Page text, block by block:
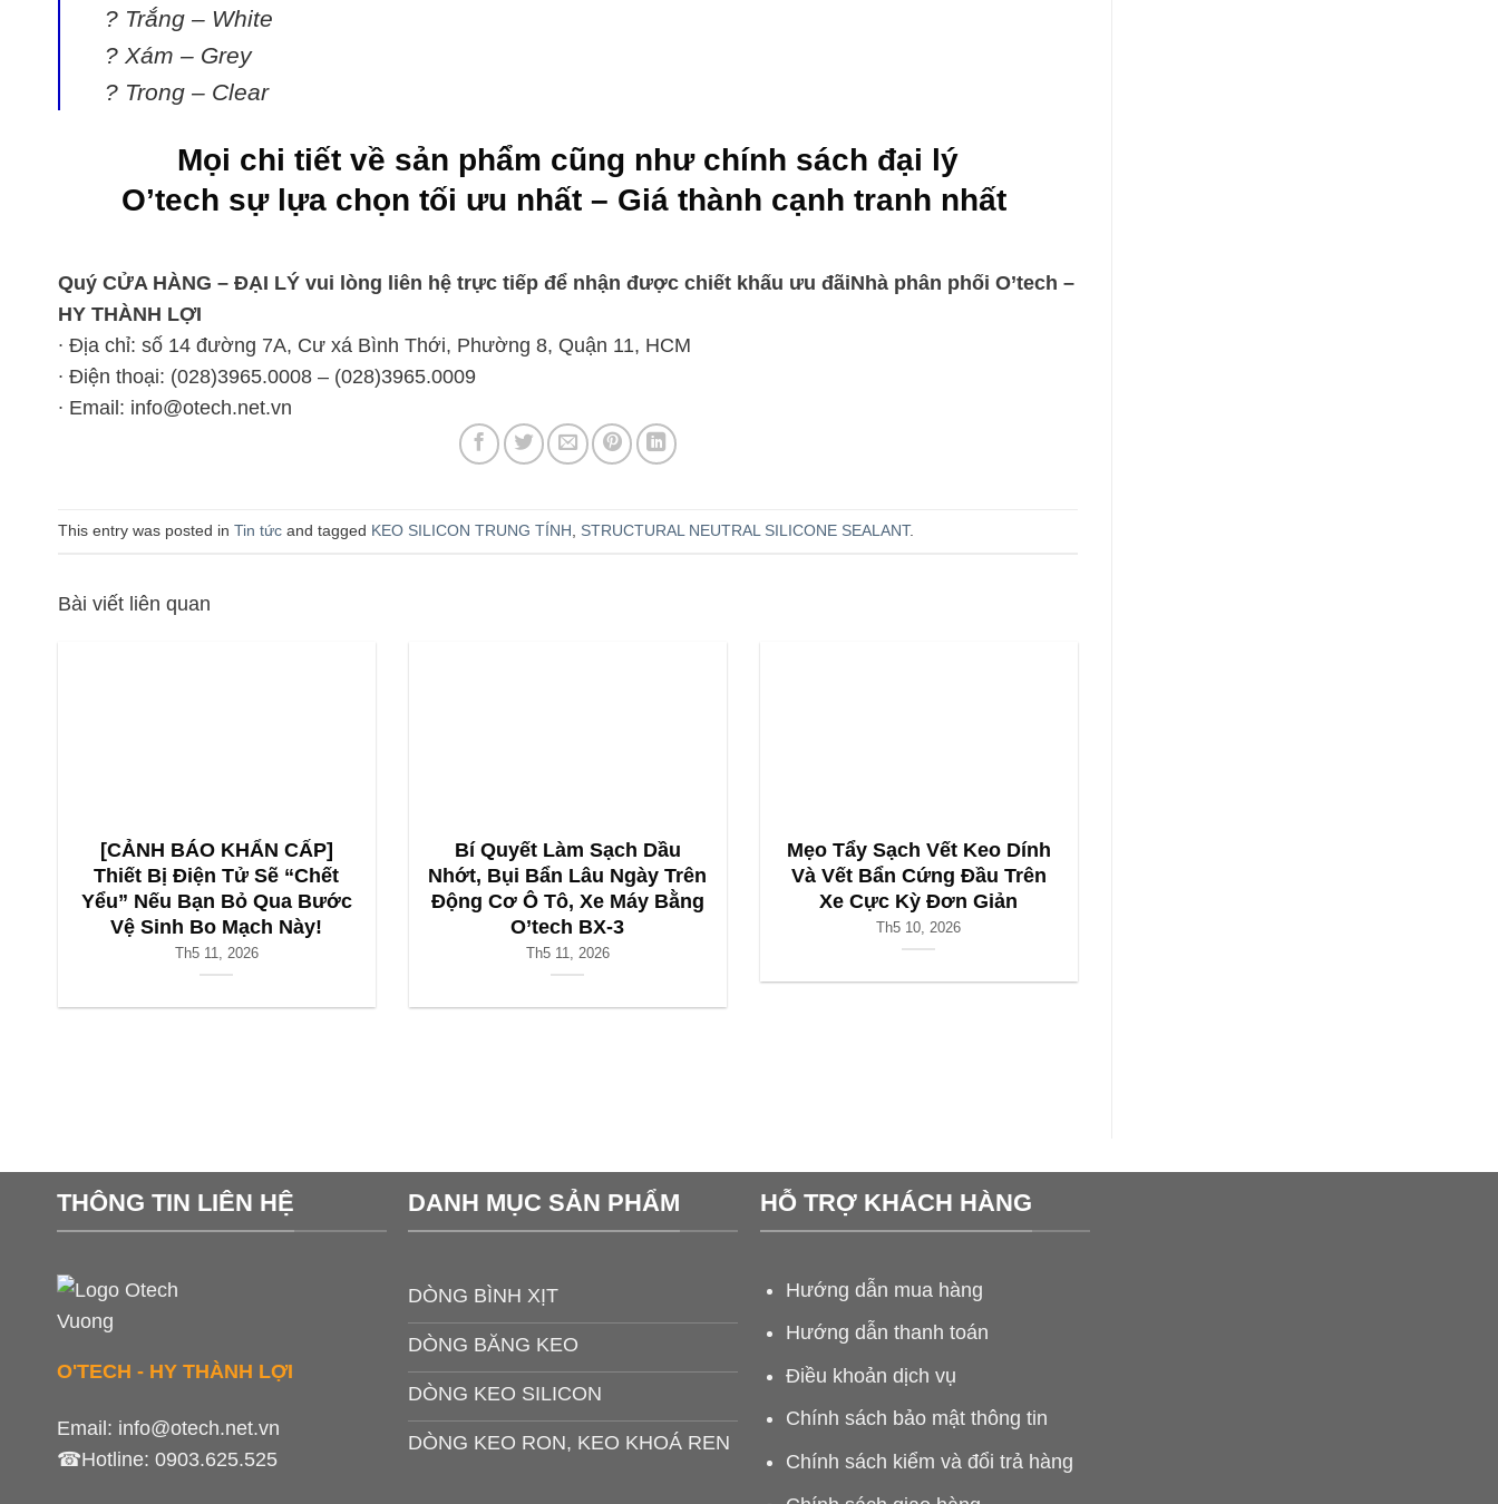
? Trắng – White
? Xám – Grey
? Trong – Clear
Mọi chi tiết về sản phẩm cũng như chính sách đại lý
O’tech sự lựa chọn tối ưu nhất – Giá thành cạnh tranh nhất
Quý CỬA HÀNG – ĐẠI LÝ vui lòng liên hệ trực tiếp để nhận được chiết khấu ưu đãiNhà phân phối O’tech –
HY THÀNH LỢI
∙ Địa chỉ: số 14 đường 7A, Cư xá Bình Thới, Phường 8, Quận 11, HCM
∙ Điện thoại: (028)3965.0008 – (028)3965.0009
∙ Email: info@otech.net.vn
This entry was posted in Tin tức and tagged KEO SILICON TRUNG TÍNH, STRUCTURAL NEUTRAL SILICONE SEALANT.
Bài viết liên quan
[CẢNH BÁO KHẨN CẤP]
Thiết Bị Điện Tử Sẽ “Chết
Yểu” Nếu Bạn Bỏ Qua Bước
Vệ Sinh Bo Mạch Này!
Th5 11, 2026
Bí Quyết Làm Sạch Dầu
Nhớt, Bụi Bẩn Lâu Ngày Trên
Động Cơ Ô Tô, Xe Máy Bằng
O’tech BX-3
Th5 11, 2026
Mẹo Tẩy Sạch Vết Keo Dính
Và Vết Bẩn Cứng Đầu Trên
Xe Cực Kỳ Đơn Giản
Th5 10, 2026
THÔNG TIN LIÊN HỆ
O'TECH - HY THÀNH LỢI
Email: info@otech.net.vn
☎Hotline: 0903.625.525
DANH MỤC SẢN PHẨM
DÒNG BÌNH XỊT
DÒNG BĂNG KEO
DÒNG KEO SILICON
DÒNG KEO RON, KEO KHOÁ REN
HỖ TRỢ KHÁCH HÀNG
Hướng dẫn mua hàng
Hướng dẫn thanh toán
Điều khoản dịch vụ
Chính sách bảo mật thông tin
Chính sách kiểm và đổi trả hàng